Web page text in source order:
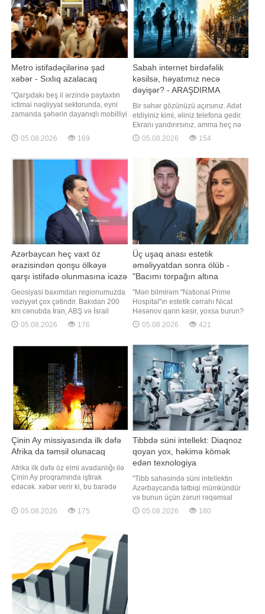
Metro istifadəçilərinə şad
xəbər - Sıxlıq azalacaq
"Qarşıdakı beş il ərzində paytaxtın
ictimai nəqliyyat sektorunda, eyni
zamanda şəhərin dayanıqlı mobilliyi
yaranacaq". "Qafqazinfo" xəbər verir
ki, "Bakı Metropoliteni"nin mətbuat
Məmmədov jurnalistlərə
açıqlamasınd
05.08.2026 169
Sabah internet birdəfəlik
kəsilsə, həyatımız necə
dəyişər? - ARAŞDIRMA
Bir səhər gözünüzü açırsınız. Adət
etdiyiniz kimi, əliniz telefona gedir.
Ekranı yandırırsınız, amma heç nə
açılmır. WhatsApp işləmir, Instagram
yenilənmir, bank tətbiqi cavab
internet zəifdir", - deyib modemi
söndürüb-yandırırsınız. Bir neçə
dəqiqə sonr
05.08.2026 154
Azərbaycan heç vaxt öz
ərazisindən qonşu ölkəyə
qarşı istifadə olunmasına icazə
verməz - Hikmət Hacıyev
Geosiyasi baxımdan regionumuzda
vəziyyət çox çətindir. Bakıdan 200
km cənubda İran, ABŞ və İsrail
arasında müharibə gedir. 200 km
şimalda isə Rusiya-Ukrayna
"Milliyet" qəzeti xəbər verir ki, bu
barədə Azərbaycan Prezidentinin
köməkçisi - Azərbaycan
Respublikas
05.08.2026 176
Üç uşaq anası estetik
əməliyyatdan sonra ölüb -
"Bacımı torpağın altına
qoydu..."
"Mən bilmirəm "National Prime
Hospital"ın estetik cərrahı Nicat
Həsənov qarın kəsir, yoxsa burun?
Onu bilirəm ki, bu həkim 35 yaşlı bir
qadını torpağın altına qoydu. Bu
həkim tərəfindən icra olunan
əməliyyatdan sonra vəfat edən
Nərmin Zeynalovanı
05.08.2026 421
Çinin Ay missiyasında ilk dəfə
Afrika da təmsil olunacaq
Afrika ilk dəfə öz elmi avadanlığı ilə
Çinin Ay proqramında iştirak
edəcək. xəbər verir ki, bu barədə
yayıb. Cənubi Afrika Radio
Astronomiya Rəsədxanasının
və regional proqram meneceri Karla
Mitçell bildirib ki, Afrika Kosmo
05.08.2026 175
Tibbdə süni intellekt: Diaqnoz
qoyan yox, həkimə kömək
edən texnologiya
"Tibb sahəsində süni intellektin
Azərbaycanda tətbiqi mümkündür
və bunun üçün zəruri rəqəmsal
infrastruktur tədricən formalaşır.
Təsadüfi deyil ki, ölkədə qəbul
05.08.2026 180